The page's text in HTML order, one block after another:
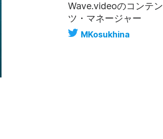
Wave.videoのコンテン
ツ・マネージャー
MKosukhina